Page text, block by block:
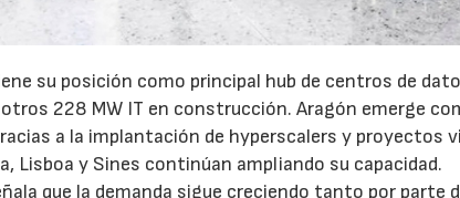
su posición como principal hub de centros de
228 MW IT en construcción. Aragón emerge
a la implantación de hyperscalers y
Lisboa y Sines continúan ampliando su capacidad.
que la demanda sigue creciendo tanto por parte